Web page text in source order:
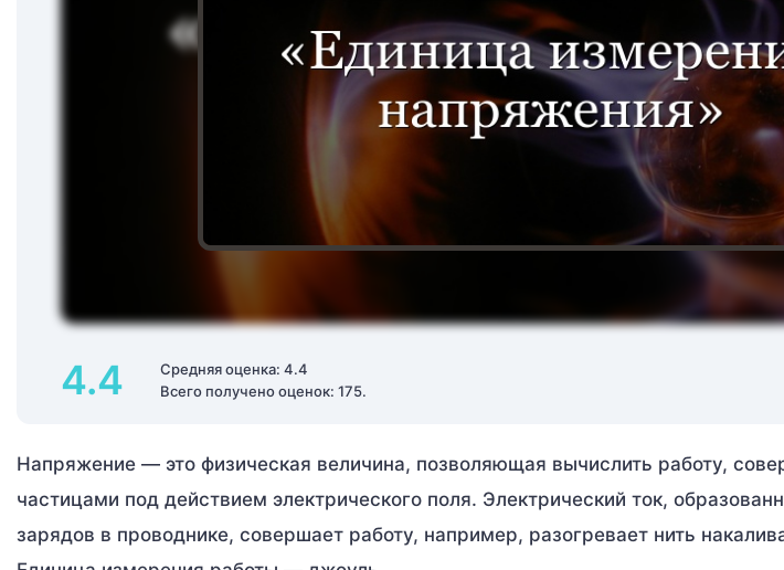
4.4
Средняя оценка: 4.4
Всего получено оценок: 175.
Напряжение — это физическая величина, позволяющая вычислить работу,
частицами под действием электрического поля. Электрический ток,
зарядов в проводнике, совершает работу, например, разогревает нить